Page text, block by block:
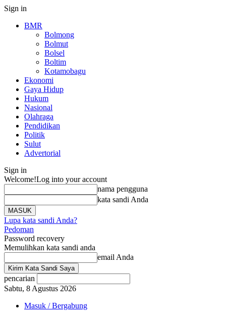
Sign in
BMR
Bolmong
Bolmut
Bolsel
Boltim
Kotamobagu
Ekonomi
Gaya Hidup
Hukum
Nasional
Olahraga
Pendidikan
Politik
Sulut
Advertorial
Sign in
Welcome!Log into your account
nama pengguna
kata sandi Anda
Lupa kata sandi Anda?
Pedoman
Password recovery
Memulihkan kata sandi anda
email Anda
pencarian
Sabtu, 8 Agustus 2026
Masuk / Bergabung